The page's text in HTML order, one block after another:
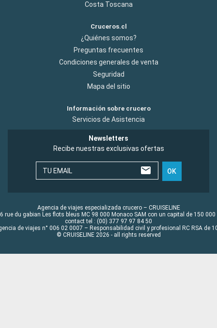
Costa Toscana
Cruceros.cl
¿Quiénes somos?
Preguntas frecuentes
Condiciones generales de venta
Seguridad
Mapa del sitio
Información sobre crucero
Servicios de Asistencia
Newsletters
Recibe nuestras exclusivas ofertas
TU EMAIL OK
Agencia de viajes especializada crucero – CRUISELINE
rue du gabian Les flots bleus MC 98 000 Monaco SAM con un capital de 150 000
contact tel : (00) 377 97 97 84 50
de viajes n° 006 02 0007 – Responsabilidad civil y profesional RC RSA de
© CRUISELINE 2026 - all rights reserved